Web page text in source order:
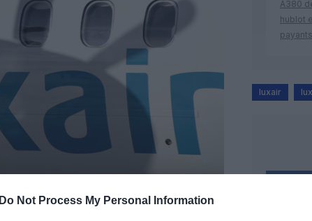
Do Not Process My Personal Information
A380
hublot
payants
luxair